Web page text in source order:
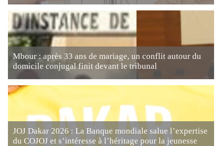
Mbour : après 33 ans de mariage, un conflit autour du
domicile conjugal finit devant le tribunal
JOJ Dakar 2026 : La Banque mondiale salue l’expertise
du COJOJ et s’intéresse à l’héritage pour la jeunesse